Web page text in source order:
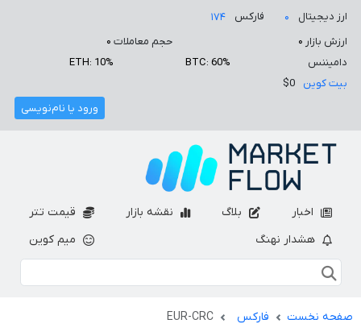
ارز دیجیتال ۰ فارکس
۱۷۴
ارزش بازار ۰ حجم معاملات ۰
دامیننس
BTC: 60%
ETH: 10%
بیت کوین
$0
ورود یا نام‌نویسی
اخبار بلاگ نقشه بازار
قیمت تتر
هشدار نهنگ
میم کوین
صفحه نخست فارکس EUR-CRC